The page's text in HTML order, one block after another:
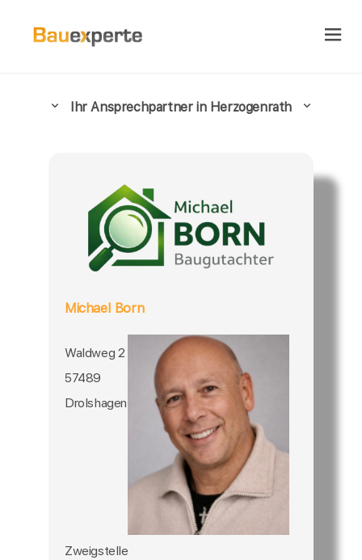
Ihr Ansprechpartner in Herzogenrath
Michael Born
Waldweg 2
57489
Drolshagen
Zweigstelle